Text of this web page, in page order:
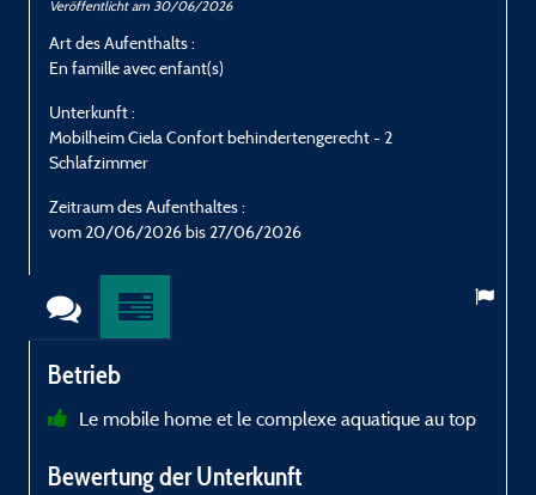
Veröffentlicht am 30/06/2026
Art des Aufenthalts :
En famille avec enfant(s)
Unterkunft :
Mobilheim Ciela Confort behindertengerecht - 2
Schlafzimmer
Zeitraum des Aufenthaltes :
vom 20/06/2026 bis 27/06/2026
Betrieb
Le mobile home et le complexe aquatique au top
Bewertung der Unterkunft